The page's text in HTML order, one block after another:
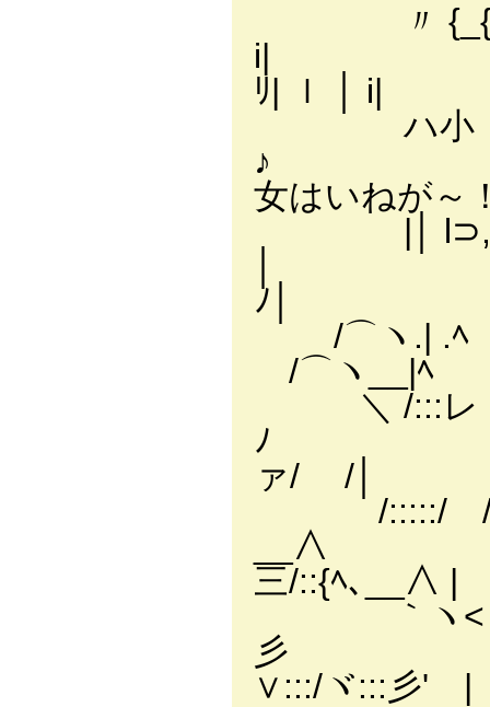
〃 {_{｀
i| 〃
ﾘ| ｌ │ i|
ハ小ｌ
♪ ﾚ!小
女はいねが～
|│ l⊃,,ﾉ(
│ ヽ
ﾉ│
/⌒ヽ
/⌒ヽ__|ﾍ
＼ /:::レ l
ﾉ ＼ /
ァ/ /│
/:::::/ / ﾍ
__∧
三/::{ﾍ､__∧ |
｀ヽ<
彡
∨:::/ヾ:::彡' |